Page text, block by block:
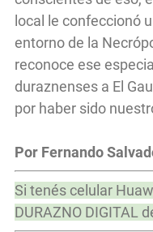
local le confeccionó
entorno de la
reconoce ese
duraznenses a El
por haber sido
Por Fernando
Si tenés celular
DURAZNO DIGITAL